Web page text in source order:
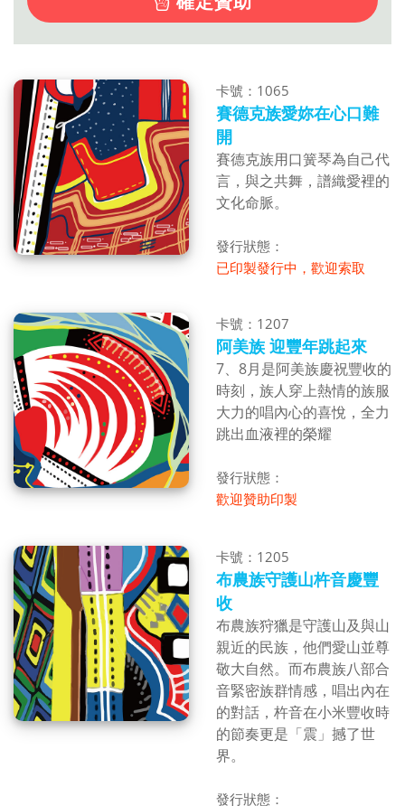
卡號：1065
賽德克族愛妳在心口難
開
賽德克族用口簧琴為自己代
言，與之共舞，譜織愛裡的
文化命脈。
發行狀態：
已印製發行中，歡迎索取
卡號：1207
阿美族 迎豐年跳起來
7、8月是阿美族慶祝豐收的
時刻，族人穿上熱情的族服
大力的唱內心的喜悅，全力
跳出血液裡的榮耀
發行狀態：
歡迎贊助印製
卡號：1205
布農族守護山杵音慶豐
收
布農族狩獵是守護山及與山
親近的民族，他們愛山並尊
敬大自然。而布農族八部合
音緊密族群情感，唱出內在
的對話，杵音在小米豐收時
的節奏更是「震」撼了世
界。
發行狀態：